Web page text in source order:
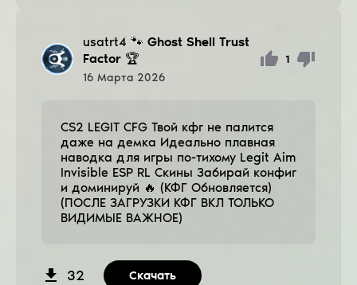
usatrt4 🐾 Ghost Shell Trust
Factor 🏆
16 Марта 2026
1
CS2 LEGIT CFG Твой кфг не палится
даже на демка Идеально плавная
наводка для игры по-тихому Legit Aim
Invisible ESP RL Скины Забирай конфиг
и доминируй 🔥 (КФГ Обновляется)
(ПОСЛЕ ЗАГРУЗКИ КФГ ВКЛ ТОЛЬКО
ВИДИМЫЕ ВАЖНОЕ)
32 Скачать